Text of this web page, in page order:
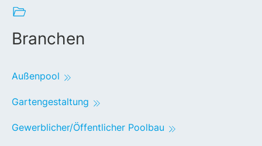
Branchen
Außenpool
Gartengestaltung
Gewerblicher/Öffentlicher Poolbau